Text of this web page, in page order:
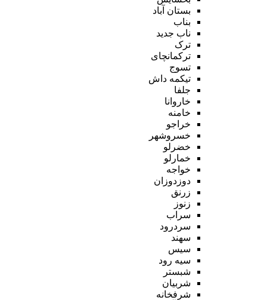
بستان آباد
بناب
ناب جدید
ترک
ترکمانچای
تسوج
تیکمه داش
جلفا
خاروانا
خامنه
خراجو
خسروشهر
خضرلو
خمارلو
خواجه
دوزدوزان
زرنق
زنوز
سراب
سردرود
سهند
سیس
سیه رود
شبستر
شربیان
شرفخانه